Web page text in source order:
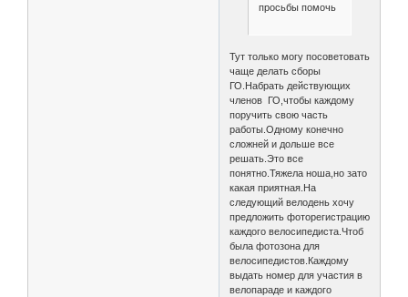
просьбы помочь
Тут только могу посоветовать
чаще делать сборы
ГО.Набрать действующих
членов ГО,чтобы каждому
поручить свою часть
работы.Одному конечно
сложней и дольше все
решать.Это все
понятно.Тяжела ноша,но зато
какая приятная.На
следующий велодень хочу
предложить фоторегистрацию
каждого велосипедиста.Чтоб
была фотозона для
велосипедистов.Каждому
выдать номер для участия в
велопараде и каждого